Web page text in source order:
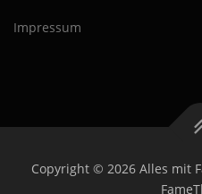
Impressum
Copyright © 2026 Alles mit